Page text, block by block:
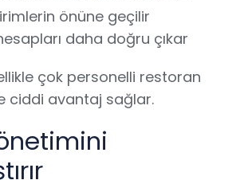
önüne geçilir
daha doğru çıkar
çok personelli restoran
ciddi avantaj sağlar.